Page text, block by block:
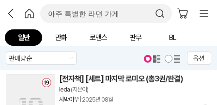
일반 만화 로맨스 판무 BL
옵션
[전자책] [세트] 마지막 로미오 (총3권/완결)
leda (지은이)
사막여우| 2025년 08월